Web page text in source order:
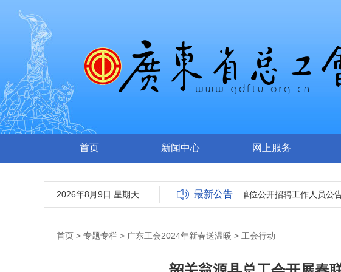
首页 新闻中心 网上服务
2026年8月9日 星期天 最新公告
广东省总工会所属事业单位公开招聘工作人员公告
首页 > 专题专栏 > 广东工会2024年新春送温暖 > 工会行动